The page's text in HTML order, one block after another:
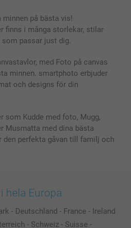
minnen på bästa vis!
finns i många storlekar, stilar
passar just dig.
med Foto på canvas
minnen. smartphoto erbjuder
och designs för din
som Kudde med foto, Mugg,
Musmatta med dina bästa
den perfekta gåvan till familj och
hela Europa
- Deutschland - France - Ireland
- Schweiz - Suisse -